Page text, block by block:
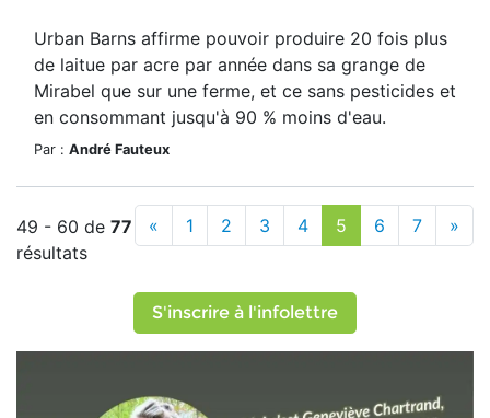
Urban Barns affirme pouvoir produire 20 fois plus
de laitue par acre par année dans sa grange de
Mirabel que sur une ferme, et ce sans pesticides et
en consommant jusqu'à 90 % moins d'eau.
Par : André Fauteux
49 - 60 de 77
résultats
« 1 2 3 4 5 6 7 »
S'inscrire à l'infolettre